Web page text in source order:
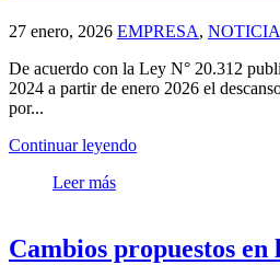
27 enero, 2026 EMPRESA,
De acuerdo con la Ley N° 20.312
2024 a partir de enero 2026 el
por...
Continuar leyendo
Leer más
Cambios propuestos en